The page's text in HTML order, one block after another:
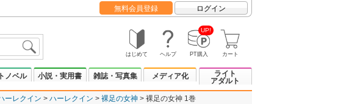
無料会員登録 ログイン
はじめて ヘルプ
UP!
PT購入 カート
ノベル 小説・実用書 雑誌・写真集 メディア化
ライト
アダルト
ーレクイン ハーレクイン 裸足の女神 裸足の女神 1巻